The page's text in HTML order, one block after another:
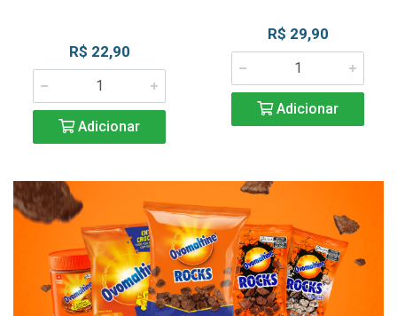
R$ 22,90
Adicionar
R$ 29,90
Adicionar